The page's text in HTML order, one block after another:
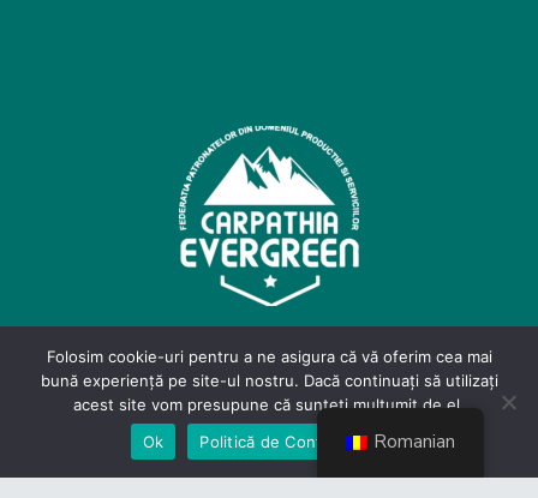
Contact
Politică de Confidențialitate
Devino membru
Romanian
Folosim cookie-uri pentru a ne asigura că vă oferim cea mai
bună experiență pe site-ul nostru. Dacă continuați să utilizați
acest site vom presupune că sunteți mulțumit de el.
Ok
Politică de Confidențialiate